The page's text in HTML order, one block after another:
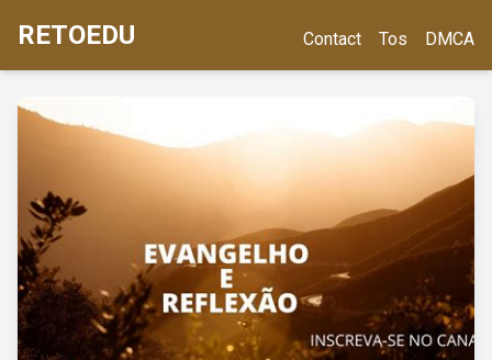
RETOEDU Contact Tos DMCA